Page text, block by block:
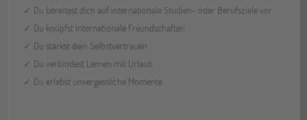
✓ Du bereitest dich auf internationale Studien- oder Berufsziele vor
✓ Du knüpfst internationale Freundschaften
✓ Du stärkst dein Selbstvertrauen
✓ Du verbindest Lernen mit Urlaub
✓ Du erlebst unvergessliche Momente